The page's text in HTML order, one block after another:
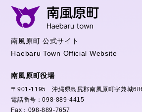
南風原町 公式サイト
Haebaru Town Official Website
南風原町役場
〒901-1195 沖縄県島尻郡南風原町字兼城
電話番号：098-889-4415
Fax：098-889-7657